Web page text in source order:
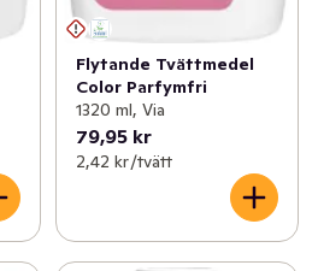
Flytande Tvättmedel
Color Parfymfri
1320 ml, Via
79,95 kr
2,42 kr /tvätt